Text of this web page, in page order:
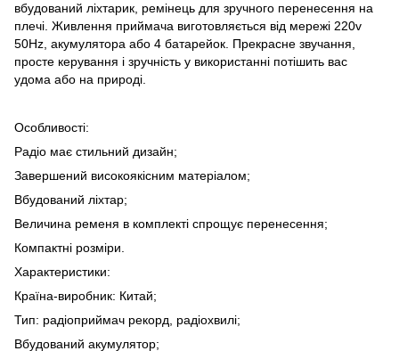
вбудований ліхтарик, ремінець для зручного перенесення на
плечі. Живлення приймача виготовляється від мережі 220v
50Hz, акумулятора або 4 батарейок. Прекрасне звучання,
просте керування і зручність у використанні потішить вас
удома або на природі.
Особливості:
Радіо має стильний дизайн;
Завершений високоякісним матеріалом;
Вбудований ліхтар;
Величина ременя в комплекті спрощує перенесення;
Компактні розміри.
Характеристики:
Країна-виробник: Китай;
Тип: радіоприймач рекорд, радіохвилі;
Вбудований акумулятор;